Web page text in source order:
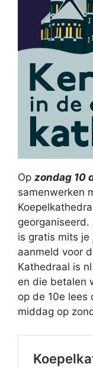
Op zondag 10
samenwerken
is gratis mits je
aanmeld voor
Kathedraal is
en die betalen
op de 10e lees
middag op